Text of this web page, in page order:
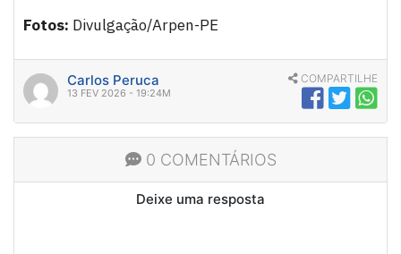
Fotos: Divulgação/Arpen-PE
Carlos Peruca
13 FEV 2026 - 19:24M
COMPARTILHE
0 COMENTÁRIOS
Deixe uma resposta